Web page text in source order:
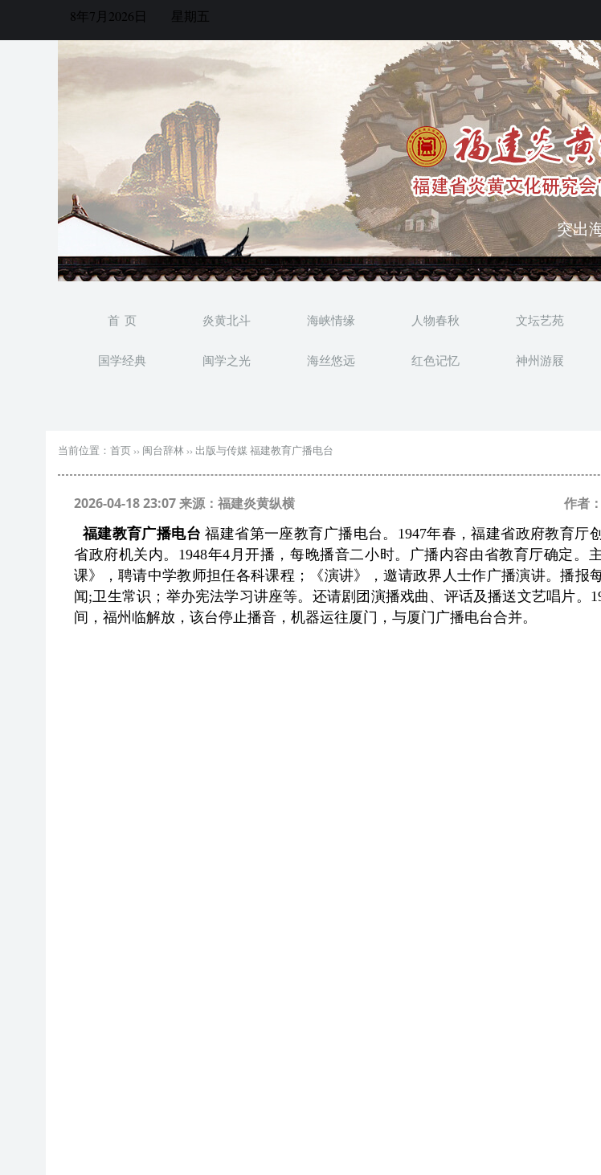
8年7月2026日 星期五
突出
弘扬
首 页 炎黄北斗 海峡情缘 人物春秋 文坛艺苑
国学经典 闽学之光 海丝悠远 红色记忆 神州游屐
当前位置： 首页 ›› 闽台辞林 ›› 出版与传媒 福建教育广播电台
2026-04-18 23:07 来源：福建炎黄纵横 作者
福建教育广播电台福建省第一座教育广播电台。1947年春，福建省政府教育厅
省政府机关内。1948年4月开播，每晚播音二小时。广播内容由省教育厅确定。
课》，聘请中学教师担任各科课程；《演讲》，邀请政界人士作广播演讲。播报
闻;卫生常识；举办宪法学习讲座等。还请剧团演播戏曲、评话及播送文艺唱片。
间，福州临解放，该台停止播音，机器运往厦门，与厦门广播电台合并。